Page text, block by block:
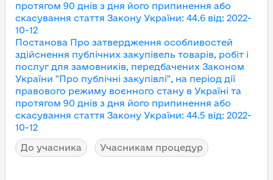
протягом 90 днів з дня його припинення або
скасування стаття Закону України: 44.6 від: 2022-
10-12
Постанова Про затвердження особливостей
здійснення публічних закупівель товарів, робіт і
послуг для замовників, передбачених Законом
України "Про публічні закупівлі", на період дії
правового режиму воєнного стану в Україні та
протягом 90 днів з дня його припинення або
скасування стаття Закону України: 44.5 від: 2022-
10-12
До учасника
Учасникам процедур